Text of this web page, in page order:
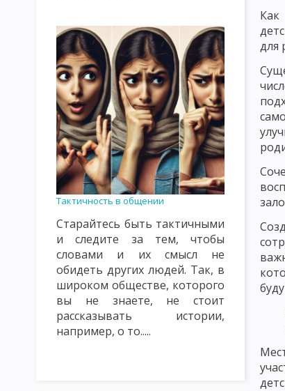
ПСИХОЛОГИЧЕСКИЕ И КИБЕРНЕТИЧЕСКИЕ
ДИДАКТИЧЕСКИЕ ПРИНЦИПЫ И ИХ КЛАССИФИКАЦИЯ
ПРИНЦИП ПРАКТИЧЕСКОЙ НАПРАВЛЕННОСТИ,
ПРИНЦИП ОПТИМИЗАЦИИ ОБУЧЕНИЯ ПРИНЦИП
ПРИНЦИП НАГЛЯДНОСТИ В ОБУЧЕНИИ ПРИНЦИП
ПРИНЦИП МОТИВАЦИИ УЧЕБНО-ПОЗНАВАТЕЛЬНОЙ
ПРИНЦИП ПРОЧНОСТИ УСВОЕНИЯ ЗНАНИЙ,
ТРАДИЦИОННЫЕ МЕТОДЫ ОБУЧЕНИЯ. СЛОВЕСНЫЕ
МЕТОД ЛЕКЦИЯ МЕТОД БЕСЕДА МЕТОД
НАГЛЯДНЫЕ МЕТОДЫ ОБУЧЕНИЯ: ПОКАЗ,
ПРАКТИЧЕСКИЕ МЕТОДЫ ОБУЧЕНИЯ: ЛАБОРАТОРНЫЕ
МЕТОДЫ КОНТРОЛЯ И САМОКОНТРОЛЯ В ОБУЧЕНИИ.
ИМИТАЦИОННЫЕ МЕТОДЫ ОБУЧЕНИЯ. МЕТОД
Тактичность в общении
Старайтесь быть тактичными
и следите за тем, чтобы
словами и их смысл не
обидеть других людей. Так, в
широком обществе, которого
вы не знаете, не стоит
рассказывать истории,
например, о то.....
Как
для